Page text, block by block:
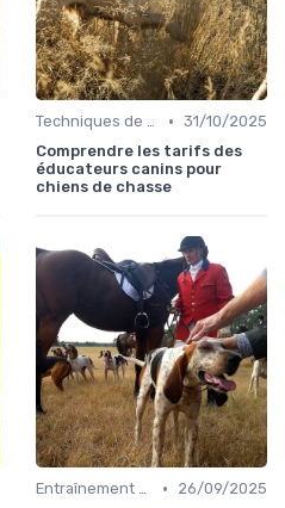
Techniques de base • 31/10/2025
Comprendre les tarifs des
éducateurs canins pour
chiens de chasse
Entraînement avancé •
26/09/2025